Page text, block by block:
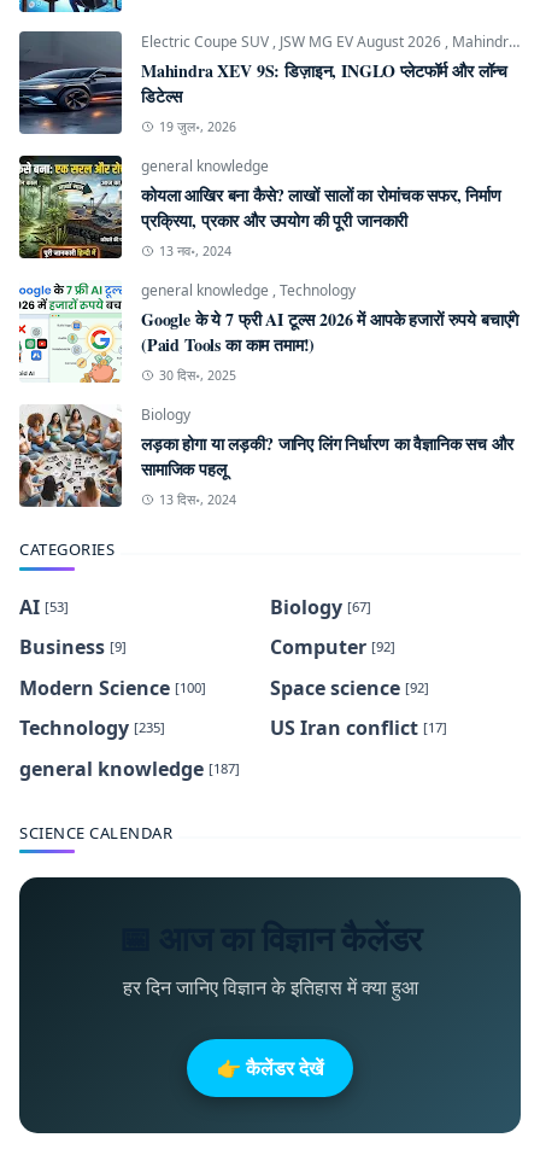
Electric Coupe SUV , JSW MG EV August 2026 , Mahindra INGLO Platform
Mahindra XEV 9S: डिज़ाइन, INGLO प्लेटफॉर्म और लॉन्च
डिटेल्स
19 जुल॰, 2026
general knowledge
कोयला आखिर बना कैसे? लाखों सालों का रोमांचक सफर, निर्माण
प्रक्रिया, प्रकार और उपयोग की पूरी जानकारी
13 नव॰, 2024
general knowledge ,Technology
Google के ये 7 फ्री AI टूल्स 2026 में आपके हजारों रुपये बचाएंगे
(Paid Tools का काम तमाम!)
30 दिस॰, 2025
Biology
लड़का होगा या लड़की? जानिए लिंग निर्धारण का वैज्ञानिक सच और
सामाजिक पहलू
13 दिस॰, 2024
CATEGORIES
AI [53] Biology [67]
Business [9] Computer [92]
Modern Science [100] Space science [92]
Technology [235] US Iran conflict [17]
general knowledge [187]
SCIENCE CALENDAR
📅 आज का विज्ञान कैलेंडर
हर दिन जानिए विज्ञान के इतिहास में क्या हुआ
👉 कैलेंडर देखें